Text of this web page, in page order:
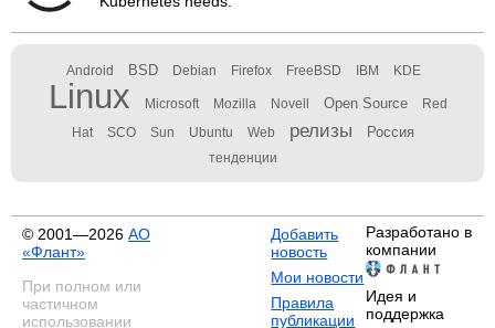
Android BSD Debian Firefox FreeBSD IBM KDE
Linux Microsoft Mozilla Novell Open Source Red
Hat SCO Sun Ubuntu Web релизы Россия
тенденции
© 2001—2026 АО
«Флант»
При полном или
частичном
использовании
Добавить
новость
Мои новости
Правила
публикации
Разработано в
компании
Идея и
поддержка